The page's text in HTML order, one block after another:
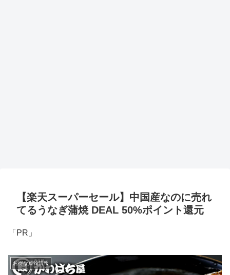
【楽天スーパーセール】中国産なのに売れ
てるうなぎ蒲焼 DEAL 50%ポイント還元
「PR」
お得な買物情報